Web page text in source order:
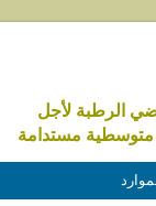
الرطبة لأجل
مستدامة